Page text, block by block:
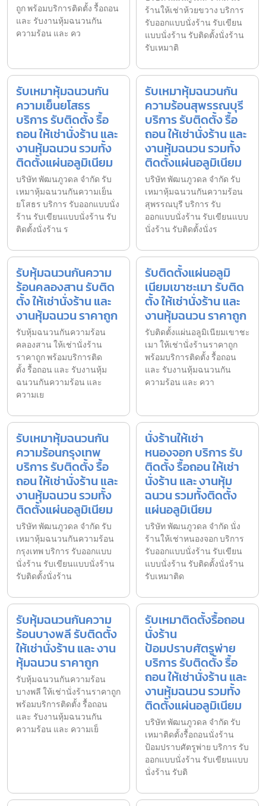
ถูก พร้อมบริการติดตั้ง รื้อถอน
และ รับงานหุ้มฉนวนกัน
ความร้อน และ คว
ร้านให้เช่าห้วยขวาง บริการ
รับออกแบบนั่งร้าน รับเขียน
แบบนั่งร้าน รับติดตั้งนั่งร้าน
รับเหมาติ
รับเหมาหุ้มฉนวนกัน
ความเย็นยโสธร
บริการ รับติดตั้ง รื้อ
ถอน ให้เช่านั่งร้าน และ
งานหุ้มฉนวน รวมทั้ง
ติดตั้งแผ่นอลูมิเนียม
บริษัท พัฒนภูวดล จำกัด รับ
เหมาหุ้มฉนวนกันความเย็น
ยโสธร บริการ รับออกแบบนั่ง
ร้าน รับเขียนแบบนั่งร้าน รับ
ติดตั้งนั่งร้าน ร
รับเหมาหุ้มฉนวนกัน
ความร้อนสุพรรณบุรี
บริการ รับติดตั้ง รื้อ
ถอน ให้เช่านั่งร้าน และ
งานหุ้มฉนวน รวมทั้ง
ติดตั้งแผ่นอลูมิเนียม
บริษัท พัฒนภูวดล จำกัด รับ
เหมาหุ้มฉนวนกันความร้อน
สุพรรณบุรี บริการ รับ
ออกแบบนั่งร้าน รับเขียนแบบ
นั่งร้าน รับติดตั้งนั่งร
รับหุ้มฉนวนกันความ
ร้อนคลองสาน รับติด
ตั้ง ให้เช่านั่งร้าน และ
งานหุ้มฉนวน ราคาถูก
รับหุ้มฉนวนกันความร้อน
คลองสาน ให้เช่านั่งร้าน
ราคาถูก พร้อมบริการติด
ตั้ง รื้อถอน และ รับงานหุ้ม
ฉนวนกันความร้อน และ
ความเย
รับติดตั้งแผ่นอลูมิ
เนียมเขาชะเมา รับติด
ตั้ง ให้เช่านั่งร้าน และ
งานหุ้มฉนวน ราคาถูก
รับติดตั้งแผ่นอลูมิเนียมเขาชะ
เมา ให้เช่านั่งร้านราคาถูก
พร้อมบริการติดตั้ง รื้อถอน
และ รับงานหุ้มฉนวนกัน
ความร้อน และ ควา
รับเหมาหุ้มฉนวนกัน
ความร้อนกรุงเทพ
บริการ รับติดตั้ง รื้อ
ถอน ให้เช่านั่งร้าน และ
งานหุ้มฉนวน รวมทั้ง
ติดตั้งแผ่นอลูมิเนียม
บริษัท พัฒนภูวดล จำกัด รับ
เหมาหุ้มฉนวนกันความร้อน
กรุงเทพ บริการ รับออกแบบ
นั่งร้าน รับเขียนแบบนั่งร้าน
รับติดตั้งนั่งร้าน
นั่งร้านให้เช่า
หนองจอก บริการ รับ
ติดตั้ง รื้อถอน ให้เช่า
นั่งร้าน และ งานหุ้ม
ฉนวน รวมทั้งติดตั้ง
แผ่นอลูมิเนียม
บริษัท พัฒนภูวดล จำกัด นั่ง
ร้านให้เช่าหนองจอก บริการ
รับออกแบบนั่งร้าน รับเขียน
แบบนั่งร้าน รับติดตั้งนั่งร้าน
รับเหมาติด
รับหุ้มฉนวนกันความ
ร้อนบางพลี รับติดตั้ง
ให้เช่านั่งร้าน และ งาน
หุ้มฉนวน ราคาถูก
รับหุ้มฉนวนกันความร้อน
บางพลี ให้เช่านั่งร้านราคาถูก
พร้อมบริการติดตั้ง รื้อถอน
และ รับงานหุ้มฉนวนกัน
ความร้อน และ ความเย็
รับเหมาติดตั้งรื้อถอน
นั่งร้าน
ป้อมปราบศัตรูพ่าย
บริการ รับติดตั้ง รื้อ
ถอน ให้เช่านั่งร้าน และ
งานหุ้มฉนวน รวมทั้ง
ติดตั้งแผ่นอลูมิเนียม
บริษัท พัฒนภูวดล จำกัด รับ
เหมาติดตั้งรื้อถอนนั่งร้าน
ป้อมปราบศัตรูพ่าย บริการ รับ
ออกแบบนั่งร้าน รับเขียนแบบ
นั่งร้าน รับติ